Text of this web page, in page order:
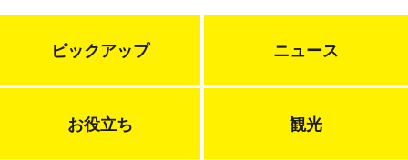
ピックアップ ニュース
お役立ち 観光